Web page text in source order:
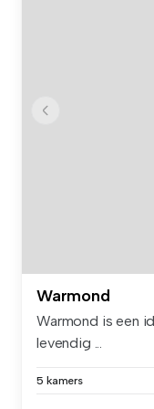
Warmond
Warmond is een
levendig ...
5 kamers